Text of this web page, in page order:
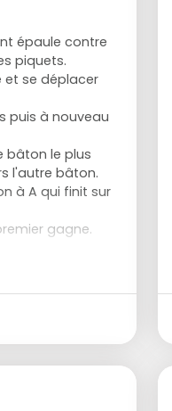
épaule contre
piquets.
et se déplacer
puis à nouveau
bâton le plus
l'autre bâton.
à A qui finit sur
gagne.
sont
pour que A